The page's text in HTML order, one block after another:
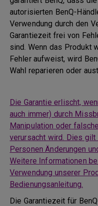
autorisierten BenQ-
Verwendung durch den
Garantiezeit frei von
sind. Wenn das Produkt
Fehler aufweist, wird
Wahl reparieren oder
Die Garantie erlischt,
auch immer) durch
Manipulation oder
verursacht wird. Dies gilt
Personen Änderungen
Weitere Informationen
Verwendung unserer
Bedienungsanleitung.
Die Garantiezeit für